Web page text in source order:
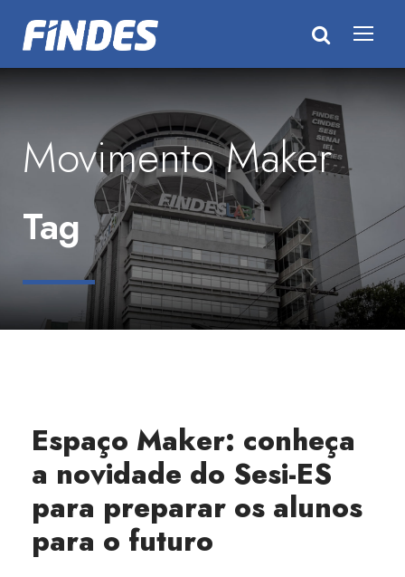
Movimento Maker
Tag
Espaço Maker: conheça
a novidade do Sesi-ES
para preparar os alunos
para o futuro